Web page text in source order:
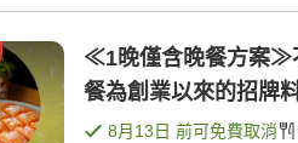
≪1晚僅含晚餐方案≫
餐為創業以來的招牌
8月13日 前可免費取消